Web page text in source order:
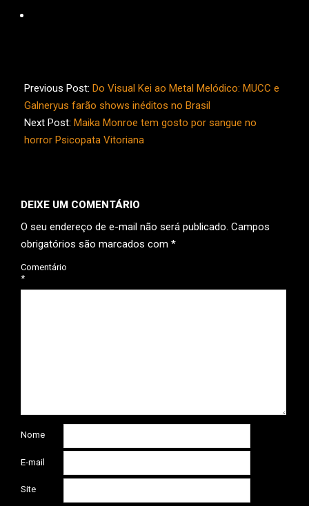
06-
01
Previous Post: Do Visual Kei ao Metal Melódico: MUCC e
Galneryus farão shows inéditos no Brasil
Next Post: Maika Monroe tem gosto por sangue no
horror Psicopata Vitoriana
DEIXE UM COMENTÁRIO
O seu endereço de e-mail não será publicado. Campos
obrigatórios são marcados com *
Comentário
*
Nome
E-mail
Site